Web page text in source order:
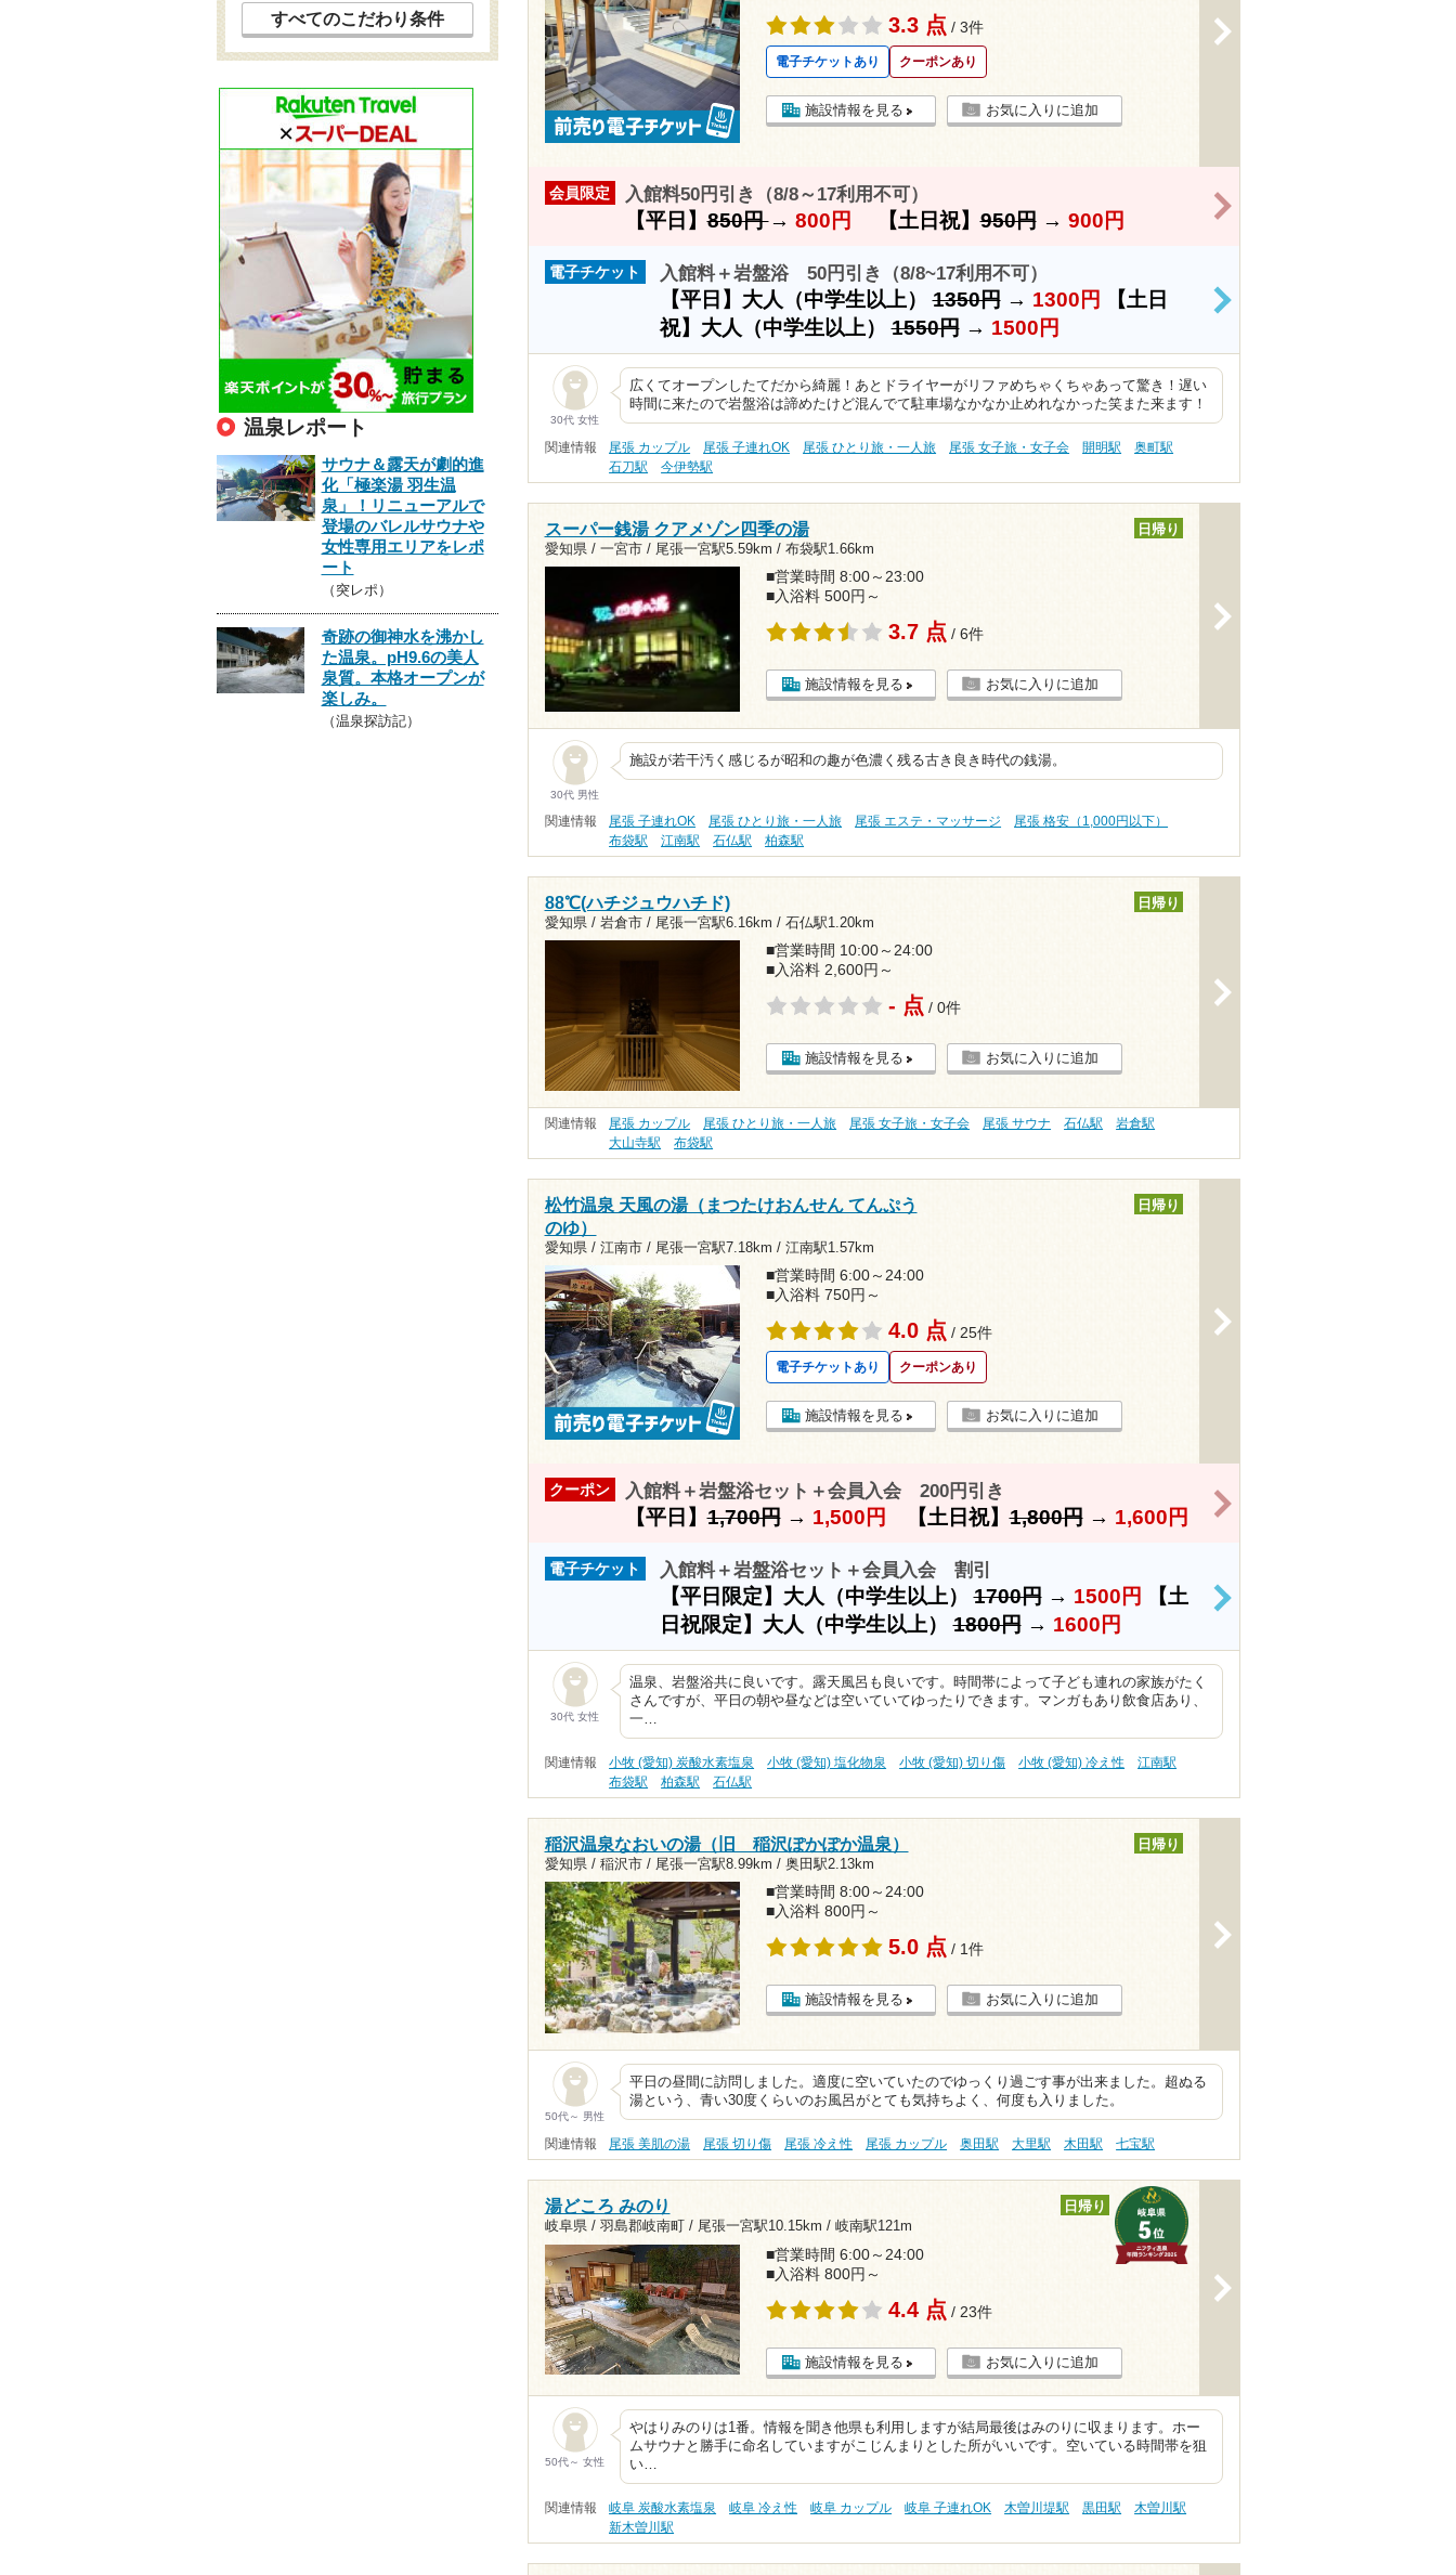
3.3 点 / 3件
電子チケットあり クーポンあり
施設情報を見る お気に入りに追加
会員限定 入館料50円引き（8/8～17利用不可）
【平日】850円→ 800円 【土日祝】950円→ 900円
>
電子チケット 入館料＋岩盤浴 50円引き（8/8~17利用不可）
【平日】大人（中学生以上）1350円→ 1300円
【土日
祝】大人（中学生以上）1550円→ 1500円
>
30代 女性
広くてオープンしたてだから綺麗！あとドライヤーがリファめちゃくちゃあって驚き！遅い
時間に来たので岩盤浴は諦めたけど混んでて駐車場なかなか止めれなかった笑また来ます！
関連情報 尾張 カップル 尾張 子連れOK 尾張 ひとり旅・一人旅 尾張 女子旅・女子会 開明駅
奥町駅
石刀駅
今伊勢駅
スーパー銭湯 クアメゾン四季の湯
愛知県 / 一宮市 / 尾張一宮駅5.59km / 布袋駅1.66km
日帰り
■営業時間 8:00～23:00
■入浴料 500円～
3.7 点 / 6件
施設情報を見る お気に入りに追加
30代 男性
施設が若干汚く感じるが昭和の趣が色濃く残る古き良き時代の銭湯。
関連情報 尾張 子連れOK 尾張 ひとり旅・一人旅 尾張 エステ・マッサージ
尾張 格安（1,000円以下）
布袋駅
江南駅 石仏駅 柏森駅
88℃(ハチジュウハチド)
愛知県 / 岩倉市 / 尾張一宮駅6.16km / 石仏駅1.20km
日帰り
■営業時間 10:00～24:00
■入浴料 2,600円～
- 点 / 0件
施設情報を見る お気に入りに追加
関連情報 尾張 カップル 尾張 ひとり旅・一人旅 尾張 女子旅・女子会 尾張 サウナ 石仏駅
岩倉駅
大山寺駅
布袋駅
松竹温泉 天風の湯（まつたけおんせん てんぷう
のゆ）
愛知県 / 江南市 / 尾張一宮駅7.18km / 江南駅1.57km
日帰り
■営業時間 6:00～24:00
■入浴料 750円～
4.0 点 / 25件
電子チケットあり クーポンあり
施設情報を見る お気に入りに追加
クーポン 入館料＋岩盤浴セット＋会員入会 200円引き
【平日】1,700円→ 1,500円 【土日祝】1,800円→ 1,600円
電子チケット 入館料＋岩盤浴セット＋会員入会 割引
【平日限定】大人（中学生以上）1700円→ 1500円
【土
日祝限定】大人（中学生以上）1800円→ 1600円
>
30代 女性
温泉、岩盤浴共に良いです。露天風呂も良いです。時間帯によって子ども連れの家族がたく
さんですが、平日の朝や昼などは空いていてゆったりできます。マンガもあり飲食店あり、
一…
関連情報 小牧 (愛知) 炭酸水素塩泉 小牧 (愛知) 塩化物泉 小牧 (愛知) 切り傷 小牧 (愛知) 冷え性
江南駅
布袋駅
柏森駅 石仏駅
稲沢温泉なおいの湯（旧 稲沢ぽかぽか温泉）
愛知県 / 稲沢市 / 尾張一宮駅8.99km / 奥田駅2.13km
日帰り
■営業時間 8:00～24:00
■入浴料 800円～
5.0 点 / 1件
施設情報を見る お気に入りに追加
50代～ 男性
平日の昼間に訪問しました。適度に空いていたのでゆっくり過ごす事が出来ました。超ぬる
湯という、青い30度くらいのお風呂がとても気持ちよく、何度も入りました。
関連情報 尾張 美肌の湯 尾張 切り傷 尾張 冷え性 尾張 カップル 奥田駅 大里駅 木田駅 七宝駅
湯どころ みのり
岐阜県 / 羽島郡岐南町 / 尾張一宮駅10.15km / 岐南駅121m
日帰り
■営業時間 6:00～24:00
■入浴料 800円～
4.4 点 / 23件
施設情報を見る お気に入りに追加
50代～ 女性
やはりみのりは1番。情報を聞き他県も利用しますが結局最後はみのりに収まります。ホー
ムサウナと勝手に命名していますがこじんまりとした所がいいです。空いている時間帯を狙
い…
関連情報 岐阜 炭酸水素塩泉 岐阜 冷え性 岐阜 カップル 岐阜 子連れOK 木曽川堤駅 黒田駅
木曽川駅
新木曽川駅
すべてのこだわり条件
温泉レポート
サウナ＆露天が劇的進
化「極楽湯 羽生温
泉」！リニューアルで
登場のバレルサウナや
女性専用エリアをレポ
ート
（突レポ）
奇跡の御神水を沸かし
た温泉。pH9.6の美人
泉質。本格オープンが
楽しみ。
（温泉探訪記）